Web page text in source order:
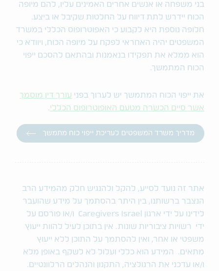
בני משפחה או אנשים אחרים האמינים עליו, להם מיופה
הכוח יידרש לתת דיווח על החלטות שקיבל או ביצע.
חלופה נוספת היא לקבוע כי האפוטרופוס הכללי במשרד
המשפטים יהיה האחראי לפקח על מיופה הכוח, ויוודא כי
הוא ממלא את תפקידו בנאמנות ובהתאם להסכם ייפוי
הכוח המתמשך.
את ייפוי הכוח המתמשך יש לערוך בפני עורך דין מוסמך
אשר סיים הכשרה מטעם האופוטרופוס הכללי.
מדריך משרד המשפטים לעריכת ייפוי כוח מתמשך
אתר זה נועד לסייע, להקל ולהנגיש חלק מהמידע הרב
הנצבר ברשותנו, בין היתר בהסתמך על מידע שהועבר
לידינו על ידי ארגון Caregivers Israel ו/או פורסם על
ידי רשויות ציבוריות שונות. אין בתוכן לעיל להוות ייעוץ
משפטי או אחר, ואין להסתמך על התוכן ללא ייעוץ
מתאים. המידע הוא כללי ועלול לא לשקף באופן מלא
ו/או עדכני את הרגולציה, התקנון והנהלים הרלוונטיים.